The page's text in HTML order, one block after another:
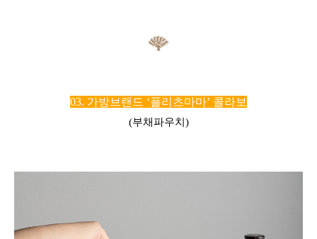
03. 가방브랜드 ‘플리츠마마’ 콜라보
(부채파우치)